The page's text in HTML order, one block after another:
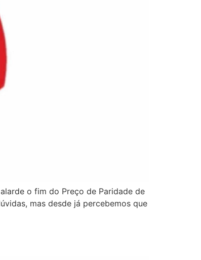
o fim do Preço de Paridade de
mas desde já percebemos que